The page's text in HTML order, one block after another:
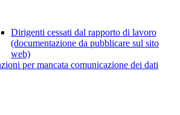
Dirigenti cessati dal rapporto di lavoro
(documentazione da pubblicare sul sito
web)
per mancata comunicazione dei dati